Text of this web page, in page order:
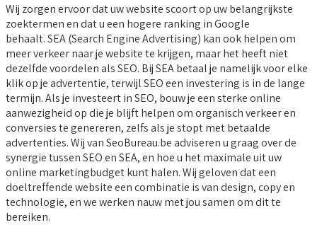
Wij zorgen ervoor dat uw website scoort op uw belangrijkste
zoektermen en dat u een hogere ranking in Google
behaalt. SEA (Search Engine Advertising) kan ook helpen om
meer verkeer naar je website te krijgen, maar het heeft niet
dezelfde voordelen als SEO. Bij SEA betaal je namelijk voor elke
klik op je advertentie, terwijl SEO een investering is in de lange
termijn. Als je investeert in SEO, bouw je een sterke online
aanwezigheid op die je blijft helpen om organisch verkeer en
conversies te genereren, zelfs als je stopt met betaalde
advertenties. Wij van SeoBureau.be adviseren u graag over de
synergie tussen SEO en SEA, en hoe u het maximale uit uw
online marketingbudget kunt halen. Wij geloven dat een
doeltreffende website een combinatie is van design, copy en
technologie, en we werken nauw met jou samen om dit te
bereiken.